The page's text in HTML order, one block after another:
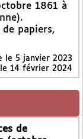
1861 à
de papiers,
le 5 janvier 2023
14 février 2024
de